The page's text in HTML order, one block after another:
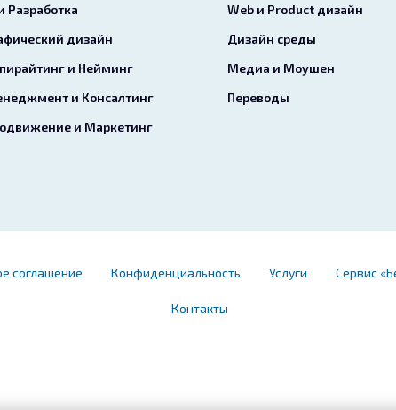
Разработка
Web и Product дизайн
дизайн
Дизайн среды
и Нейминг
Медиа и Моушен
и Консалтинг
Переводы
и Маркетинг
соглашение Конфиденциальность Услуги Сервис
Контакты